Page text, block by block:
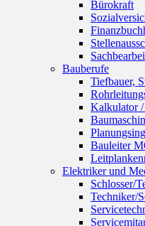
Bürokraft
Bauberufe
Tiefbauer,
Kalkulator
Bauleiter
Elektriker und
Schlosser/
Techniker/